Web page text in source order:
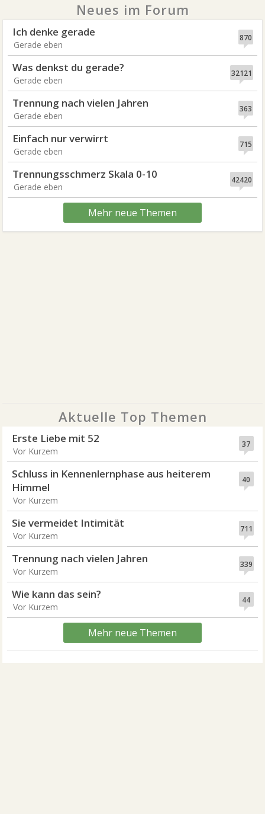
Neues im Forum
870
Ich denke gerade
Gerade eben
32121
Was denkst du gerade?
Gerade eben
363
Trennung nach vielen Jahren
Gerade eben
715
Einfach nur verwirrt
Gerade eben
42420
Trennungsschmerz Skala 0-10
Gerade eben
Mehr neue Themen
Aktuelle Top Themen
37
Erste Liebe mit 52
Vor Kurzem
40
Schluss in Kennenlernphase aus heiterem
Himmel
Vor Kurzem
711
Sie vermeidet Intimität
Vor Kurzem
339
Trennung nach vielen Jahren
Vor Kurzem
44
Wie kann das sein?
Vor Kurzem
Mehr neue Themen